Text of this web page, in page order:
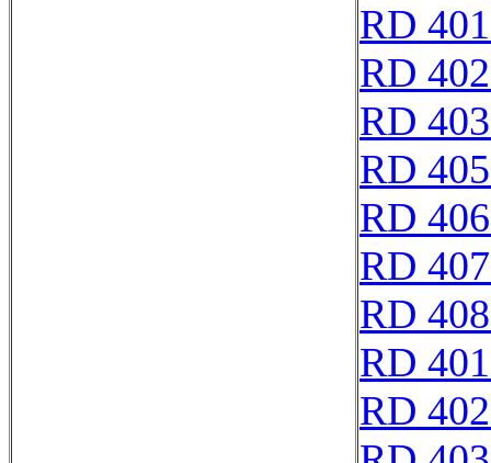
RD
RD
RD
RD
RD
RD
RD
RD
RD